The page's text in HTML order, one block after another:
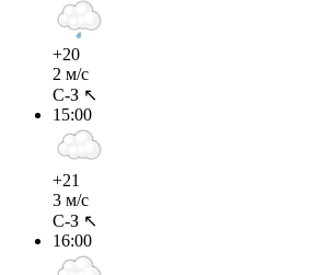
+20
2 м/с
С-З ↖
15:00
+21
3 м/с
С-З ↖
16:00